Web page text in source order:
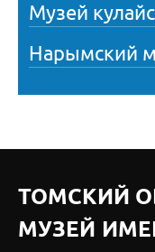
Музей
Нарымский
ТОМСКИЙ
МУЗЕЙ